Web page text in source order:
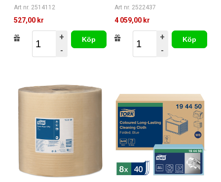
Art nr. 2514112
527,00 kr
+
-
Köp
Art nr. 2522437
4 059,00 kr
+
-
Köp